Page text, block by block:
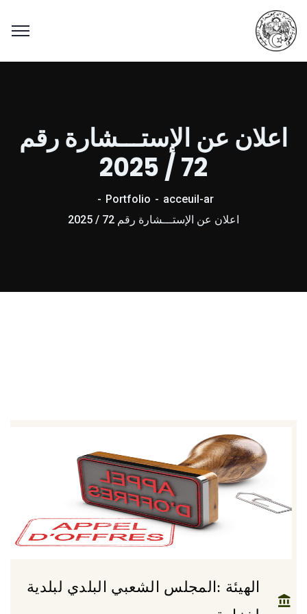
اعلان عن الإستـــشارة رقم
72 / 2025
acceuil-ar
Portfolio
اعلان عن الإستـــشارة رقم 72 / 2025
الهيئة :المجلس الشعبي البلدي لبلدية